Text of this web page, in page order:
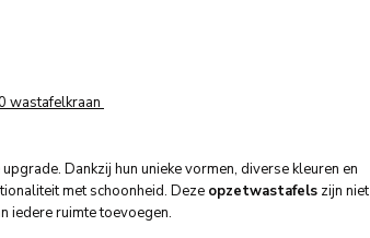
wastafelkraan
Dankzij hun unieke vormen, diverse kleuren en
met schoonheid. Deze opzetwastafels zijn niet
iedere ruimte toevoegen.